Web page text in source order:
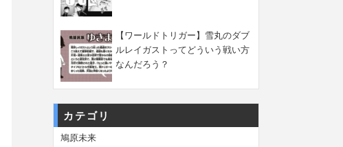
【ワールドトリガー】雪丸のダブ
ルレイガストってどういう戦い方
なんだろう？
カテゴリ
鳩原未来